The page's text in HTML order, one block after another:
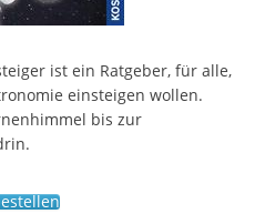
ist ein Ratgeber, für alle,
einsteigen wollen.
bis zur